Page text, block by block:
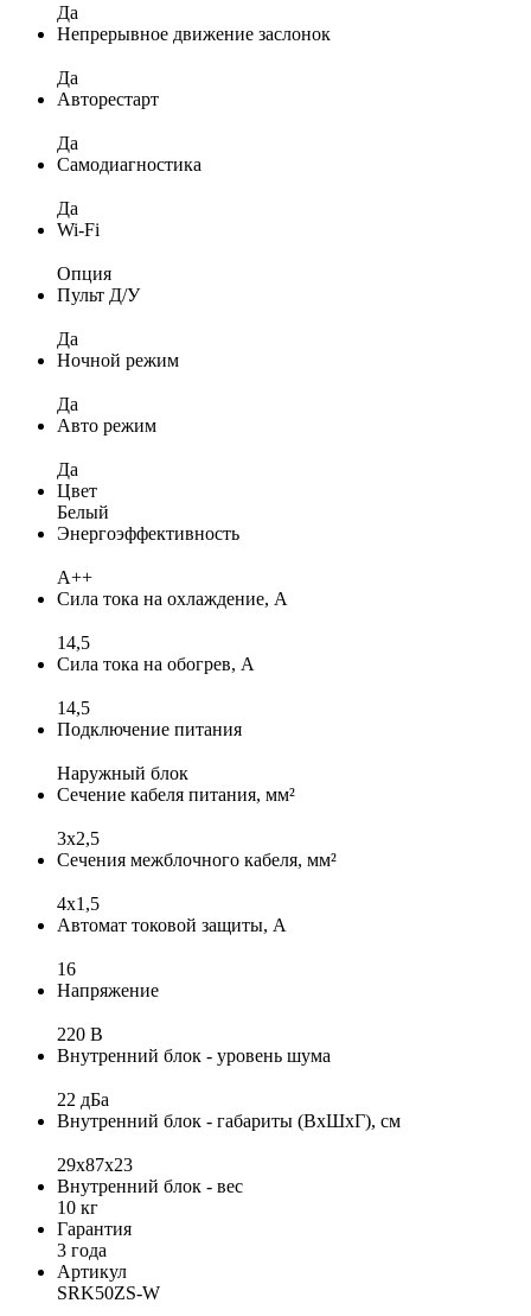
Да
Непрерывное движение заслонок
Да
Авторестарт
Да
Самодиагностика
Да
Wi-Fi
Опция
Пульт Д/У
Да
Ночной режим
Да
Авто режим
Да
Цвет
Белый
Энергоэффективность
A++
Сила тока на охлаждение, А
14,5
Сила тока на обогрев, А
14,5
Подключение питания
Наружный блок
Сечение кабеля питания, мм²
3х2,5
Сечения межблочного кабеля, мм²
4х1,5
Автомат токовой защиты, А
16
Напряжение
220 В
Внутренний блок - уровень шума
22 дБа
Внутренний блок - габариты (ВхШхГ), см
29x87x23
Внутренний блок - вес
10 кг
Гарантия
3 года
Артикул
SRK50ZS-W